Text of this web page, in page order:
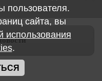
пользователя.
сайта, вы
использования
.